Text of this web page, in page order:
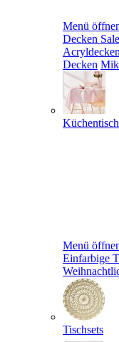
Menü
Decken Sale
Acryldecken
Decken
Menü
Einfarbige
Tischsets